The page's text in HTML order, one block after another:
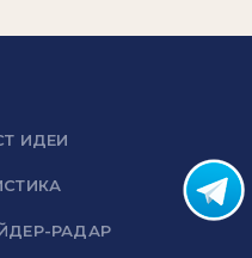
ИДЕИ
РАДАР